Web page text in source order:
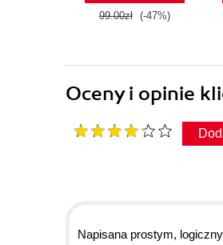
99.00zł (-47%)
Oceny i opinie
Napisana prostym,